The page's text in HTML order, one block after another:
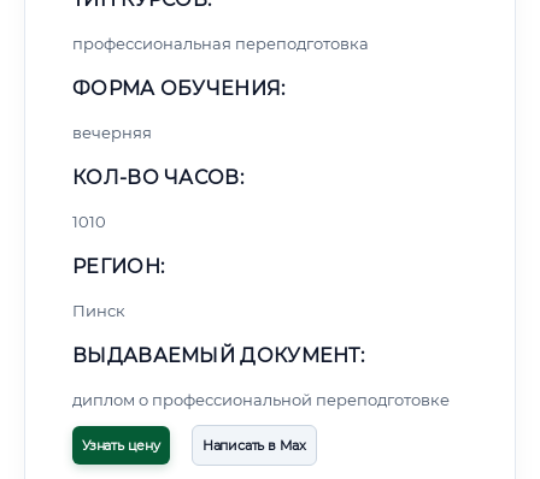
профессиональная переподготовка
ФОРМА ОБУЧЕНИЯ:
вечерняя
КОЛ-ВО ЧАСОВ:
1010
РЕГИОН:
Пинск
ВЫДАВАЕМЫЙ ДОКУМЕНТ:
диплом о профессиональной переподготовке
Узнать цену Написать в Max